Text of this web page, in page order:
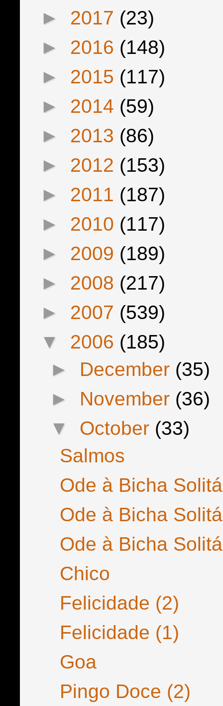
► 2017 (23)
► 2016 (148)
► 2015 (117)
► 2014 (59)
► 2013 (86)
► 2012 (153)
► 2011 (187)
► 2010 (117)
► 2009 (189)
► 2008 (217)
► 2007 (539)
▼ 2006 (185)
► December (35)
► November (36)
▼ October (33)
Salmos
Ode à Bicha
Ode à Bicha
Ode à Bicha
Chico
Felicidade (2)
Felicidade (1)
Goa
Pingo Doce (2)